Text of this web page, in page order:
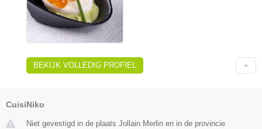
BEKIJK VOLLEDIG PROFIEL
CuisiNiko
Niet gevestigd in de plaats Jollain Merlin en in de provincie